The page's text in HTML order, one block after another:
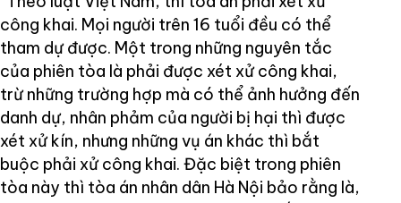
công khai. Mọi người trên 16 tuổi đều có thể
tham dự được. Một trong những nguyên tắc
của phiên tòa là phải được xét xử công khai,
trừ những trường hợp mà có thể ảnh hưởng đến
danh dự, nhân phảm của người bị hại thì được
xét xử kín, nhưng những vụ án khác thì bắt
buộc phải xử công khai. Đặc biệt trong phiên
tòa này thì tòa án nhân dân Hà Nội bảo rằng là,